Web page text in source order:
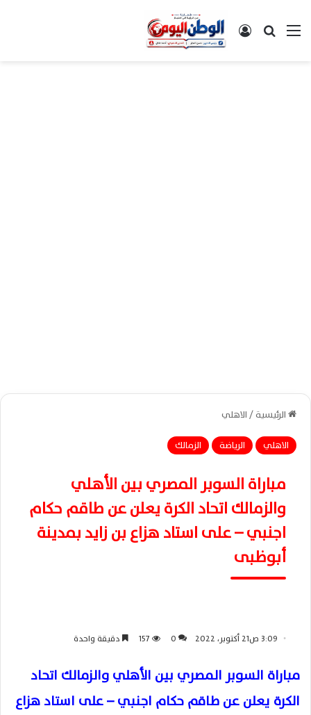
القائمةبحث عن تسجيل الدخول
الرئيسية/الاهلي
الاهلي
الرياضة الزمالك
مباراة السوبر المصري بين الأهلي
والزمالك اتحاد الكرة يعلن عن طاقم حكام
اجنبي – على استاد هزاع بن زايد بمدينة
أبوظبى
3:09 ص21 أكتوبر، 2022 0
157 دقيقة واحدة
مباراة السوبر المصري بين الأهلي والزمالك اتحاد
الكرة يعلن عن طاقم حكام اجنبي – على استاد هزاع